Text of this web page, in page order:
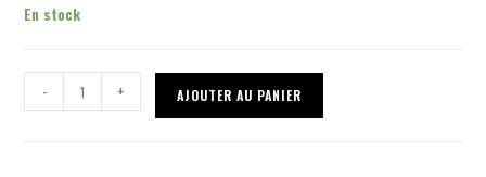
En stock
- + AJOUTER AU PANIER